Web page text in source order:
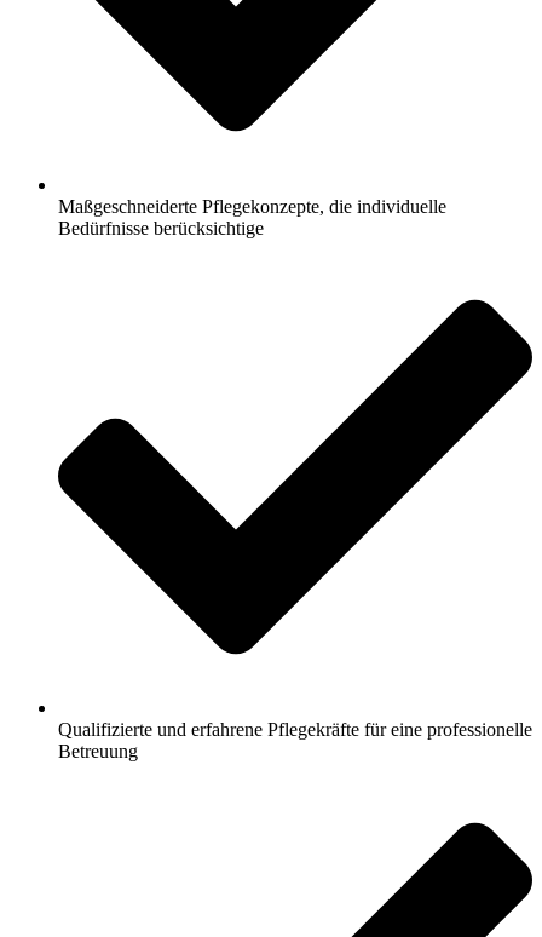
Maßgeschneiderte Pflegekonzepte, die individuelle
Bedürfnisse berücksichtige
Qualifizierte und erfahrene Pflegekräfte für eine professionelle
Betreuung